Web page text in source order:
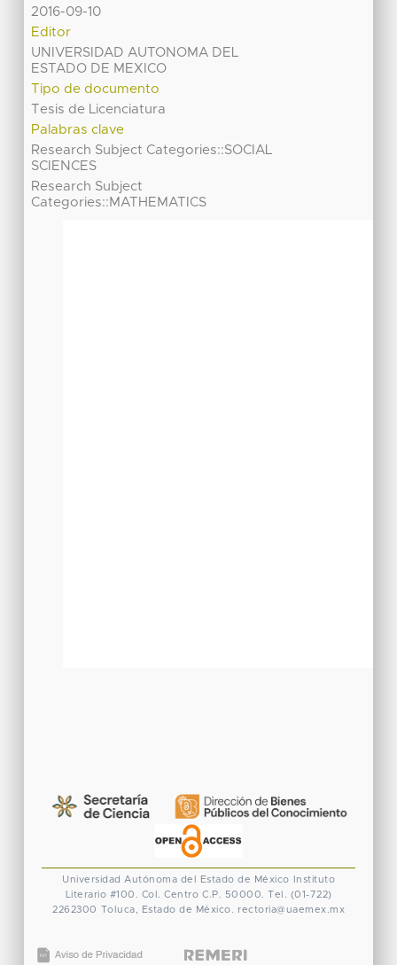
2016-09-10
Editor
UNIVERSIDAD AUTONOMA DEL
ESTADO DE MEXICO
Tipo de documento
Tesis de Licenciatura
Palabras clave
Research Subject Categories::SOCIAL
SCIENCES
Research Subject
Categories::MATHEMATICS
Universidad Autónoma del Estado de México
Instituto
Literario #100. Col. Centro C.P. 50000. Tel. (01-722)
2262300 Toluca, Estado de México. rectoria@uaemex.mx